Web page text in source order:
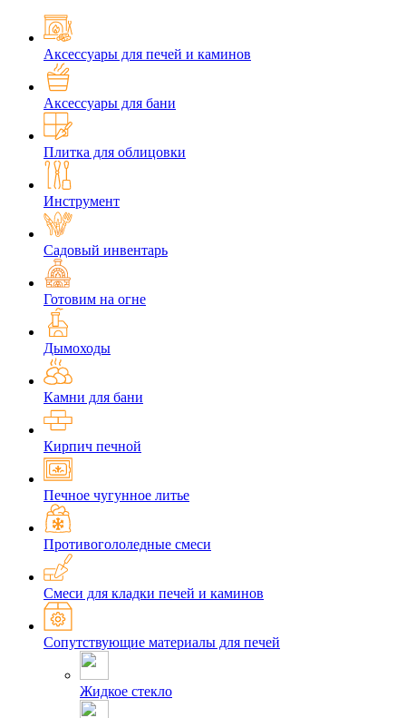
Аксессуары для печей и каминов
Аксессуары для бани
Плитка для облицовки
Инструмент
Садовый инвентарь
Готовим на огне
Дымоходы
Камни для бани
Кирпич печной
Печное чугунное литье
Противогололедные смеси
Смеси для кладки печей и каминов
Сопутствующие материалы для печей
Жидкое стекло